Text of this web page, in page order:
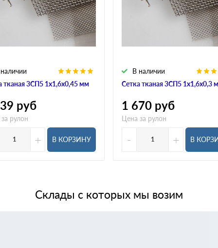
тканая 3СП5 1х1,6х0,45 мм
руб
рулон
+ В КОРЗИНУ
Сетка тканая 3СП5 1х1,6х0,3
В наличии
1 670 руб
Цена за рулон
- + В
Склады с которых мы возим